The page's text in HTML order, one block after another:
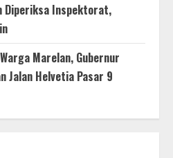
Diperiksa Inspektorat,
Marelan, Gubernur
Jalan Helvetia Pasar 9